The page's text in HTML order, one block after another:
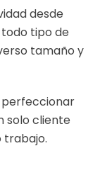
desde
tipo de
tamaño y
perfeccionar
solo cliente
trabajo.